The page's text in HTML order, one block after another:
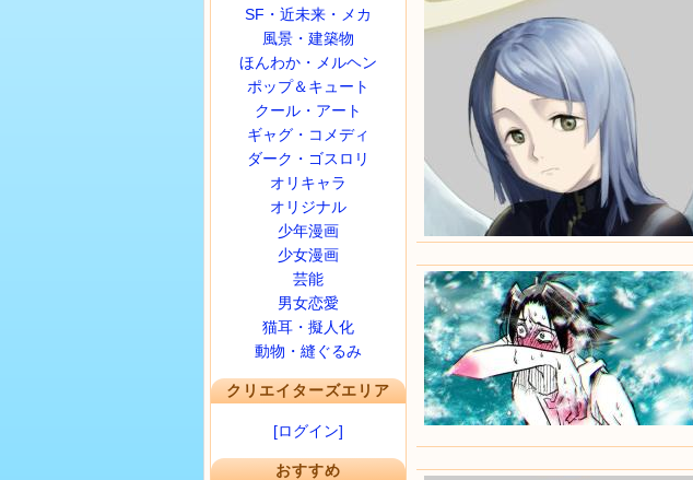
SF・近未来・メカ
風景・建築物
ほんわか・メルヘン
ポップ＆キュート
クール・アート
ギャグ・コメディ
ダーク・ゴスロリ
オリキャラ
オリジナル
少年漫画
少女漫画
芸能
男女恋愛
猫耳・擬人化
動物・縫ぐるみ
クリエイターズエリア
[ログイン]
おすすめ